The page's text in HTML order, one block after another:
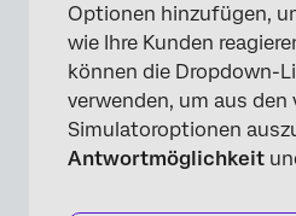
Optionen hinzufügen,
wie Ihre Kunden
können die Dropdown-
verwenden, um aus den
Simulatoroptionen
Antwortmöglichkeit